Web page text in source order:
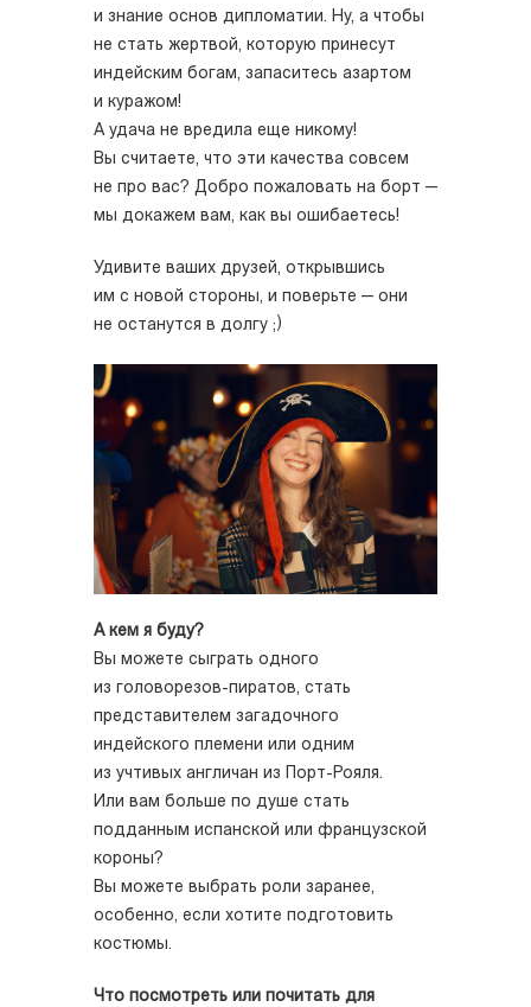
и знание основ дипломатии. Ну, а чтобы
не стать жертвой, которую принесут
индейским богам, запаситесь азартом
и куражом!
А удача не вредила еще никому!
Вы считаете, что эти качества совсем
не про вас? Добро пожаловать на борт —
мы докажем вам, как вы ошибаетесь!
Удивите ваших друзей, открывшись
им с новой стороны, и поверьте — они
не останутся в долгу ;)
А кем я буду?
Вы можете сыграть одного
из головорезов-пиратов, стать
представителем загадочного
индейского племени или одним
из учтивых англичан из Порт-Рояля.
Или вам больше по душе стать
подданным испанской или французской
короны?
Вы можете выбрать роли заранее,
особенно, если хотите подготовить
костюмы.
Что посмотреть или почитать для